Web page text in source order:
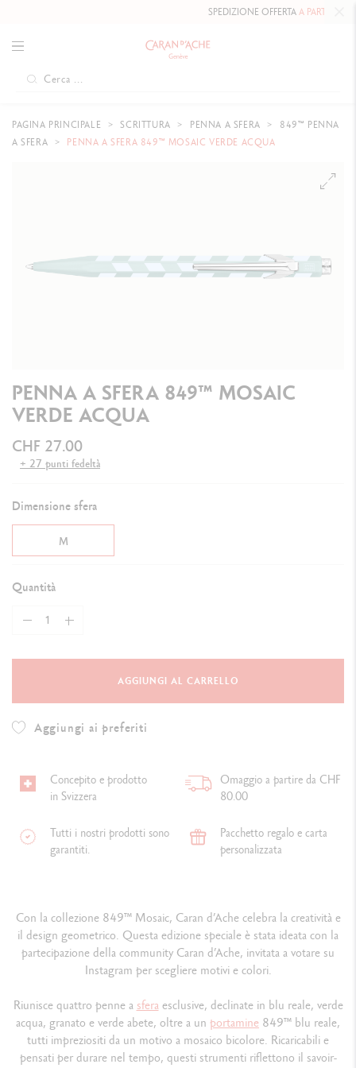
SPEDIZIONE OFFERTAA PARTIRE DA 80
PAGINA PRINCIPALE SCRITTURA PENNA A SFERA
849™ PENNA
A SFERA
PENNA A SFERA 849™ MOSAIC VERDE ACQUA
PENNA A SFERA 849™ MOSAIC
VERDE ACQUA
CHF 27.00
+ 27 punti fedeltà
Dimensione sfera
M
Quantità
AGGIUNGI AL CARRELLO
Aggiungi ai preferiti
Concepito e prodotto
in Svizzera
Omaggio a partire da CHF
80.00
Tutti i nostri prodotti sono
garantiti.
Pacchetto regalo e carta
personalizzata
Con la collezione 849™ Mosaic, Caran d’Ache celebra la creatività e
il design geometrico. Questa edizione speciale è stata ideata con la
partecipazione della community Caran d’Ache, invitata a votare su
Instagram per scegliere motivi e colori.
Riunisce quattro penne a sferaesclusive, declinate in blu reale, verde
acqua, granato e verde abete, oltre a un portamine 849™ blu reale,
tutti impreziositi da un motivo a mosaico bicolore. Ricaricabili e
pensati per durare nel tempo, questi strumenti riflettono il savoir-